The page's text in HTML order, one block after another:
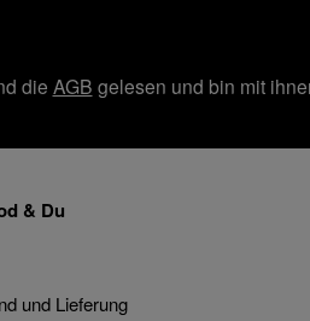
die AGB gelesen und bin mit
& Du
und Lieferung